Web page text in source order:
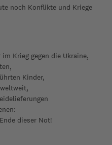
noch Konflikte und Kriege
Krieg gegen die Ukraine,
Kinder,
dieser Not!